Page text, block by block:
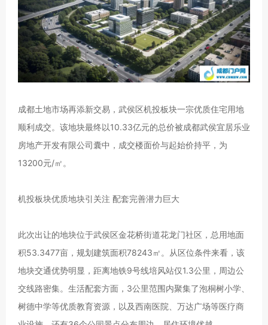
成都土地市场再添新交易，武侯区机投板块一宗优质住宅用地
顺利成交。该地块最终以10.33亿元的总价被成都武侯宜居乐业
房地产开发有限公司囊中，成交楼面价与起始价持平，为
13200元/㎡。
机投板块优质地块引关注 配套完善潜力巨大
此次出让的地块位于武侯区金花桥街道花龙门社区，总用地面
积53.3477亩，规划建筑面积78243㎡。从区位条件来看，该
地块交通优势明显，距离地铁9号线培风站仅1.3公里，周边公
交线路密集。生活配套方面，3公里范围内聚集了泡桐树小学、
树德中学等优质教育资源，以及西南医院、万达广场等医疗商